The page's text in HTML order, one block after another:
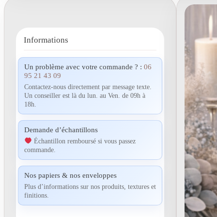
Informations
Un problème avec votre commande ? : 06
95 21 43 09
Contactez-nous directement par message texte.
Un conseiller est là du lun. au Ven. de 09h à
18h.
Demande d’échantillons
Échantillon remboursé si vous passez
commande.
Nos papiers & nos enveloppes
Plus d’informations sur nos produits, textures et
finitions.